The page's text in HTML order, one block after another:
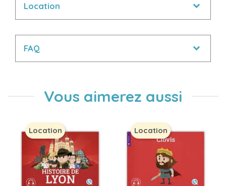
Location
FAQ
Vous aimerez aussi
Location Location